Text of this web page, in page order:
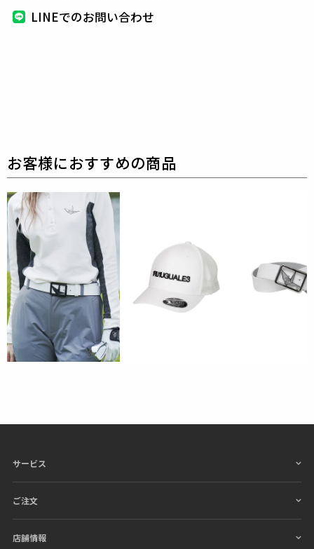
わせても品格を保つことができ、
sleeve lining : polyester 100%
ハイテンションストレッチのナイロントリコットで
す。キックバック性の強いストレッチ感と布帛調に見
える素材感に仕上げた
ジャージ(編物)素材です。
ワ、速乾などの機能も付いています。
LINEでのお問い合わせ
サービス
ご注文
店舗情報